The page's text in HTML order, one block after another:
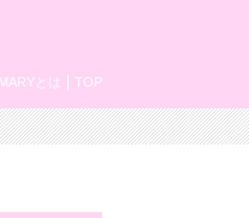
TOP
とは